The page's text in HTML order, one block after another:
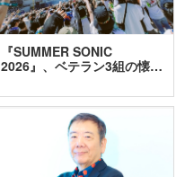
『SUMMER SONIC
2026』、ベテラン3組の懐…